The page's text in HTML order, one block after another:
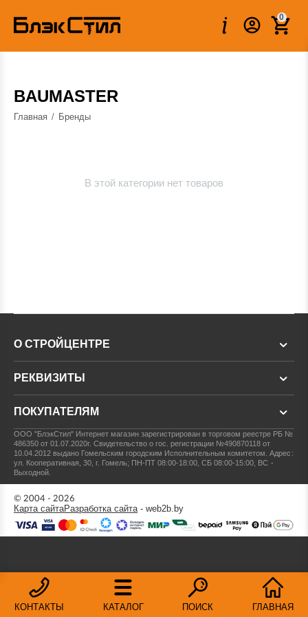
0
BAUMASTER
Главная / Бренды
В этой категории нет товаров
КОНТАКТЫ КАТАЛОГ ПОИСК ГЛАВНАЯ
О СТРОЙЦЕНТРЕ
РЕКВИЗИТЫ
ПОКУПАТЕЛЯМ
ООО "БлэкСтил" Интернет магазин зарегистрирован в торговом реестре РБ №
486350 от 01.07.2020г.Свидетельство о гос. регистрации №490870118 от
10.04.2012 выдано Гомельским городским Исполнительным комитетом.Адрес:
ул. Кооперативная, 30, г. Гомель; ПН-ПТ 08:00-18:00, СБ 08:00-15:00, ВС -
Выходной.
© 2004 - 2026
Карта сайтаРазработка сайта- web2b.by